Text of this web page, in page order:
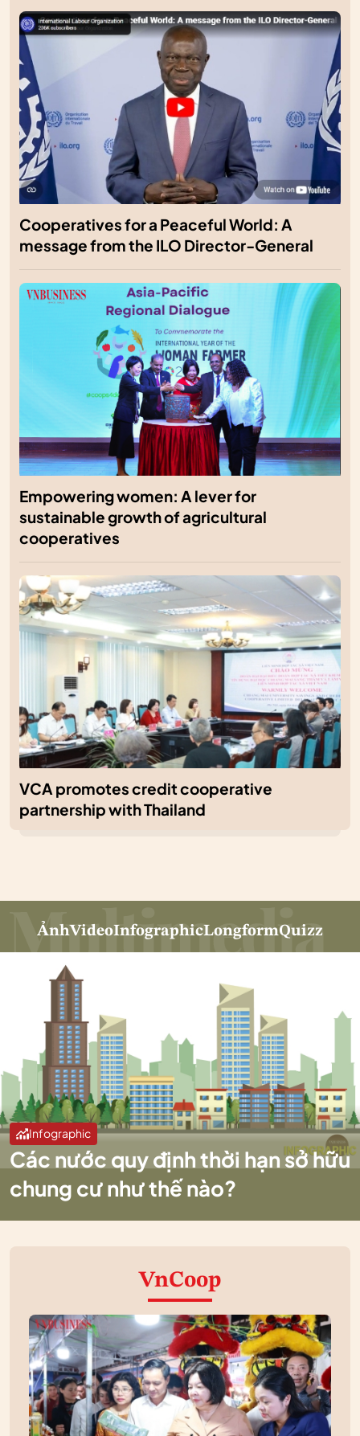
Cooperatives for a Peaceful World: A
message from the ILO Director-General
Empowering women: A lever for
sustainable growth of agricultural
cooperatives
VCA promotes credit cooperative
partnership with Thailand
ẢnhVideoInfographicLongformQuizz
Infographic
Các nước quy định thời hạn sở hữu
chung cư như thế nào?
VnCoop